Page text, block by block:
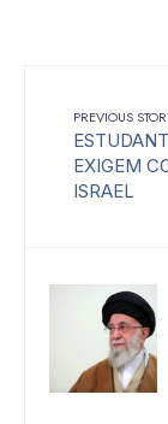
PREVIOUS
EXIGEM
ISRAEL